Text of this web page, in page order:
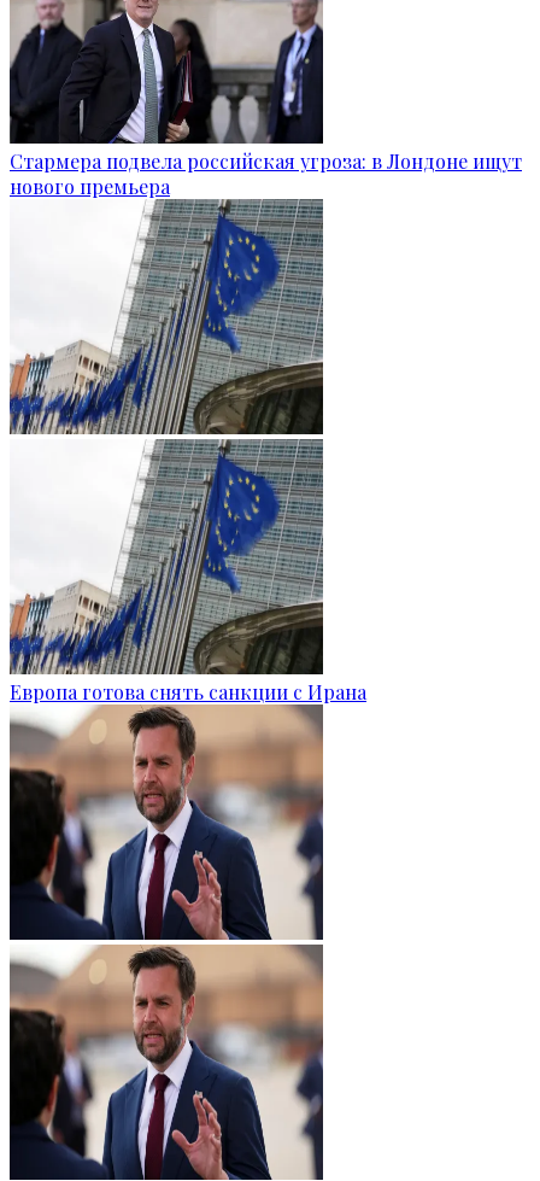
Стармера подвела российская угроза: в Лондоне ищут
нового премьера
Европа готова снять санкции с Ирана